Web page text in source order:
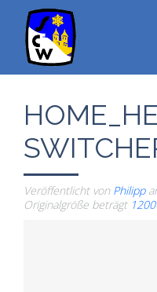
Veröffentlicht von Philipp
Originalgröße beträgt